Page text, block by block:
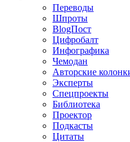
Переводы
Шпроты
BlogПост
Цифробалт
Инфографика
Чемодан
Авторские
Эксперты
Спецпроекты
Библиотека
Проектор
Подкасты
Цитаты